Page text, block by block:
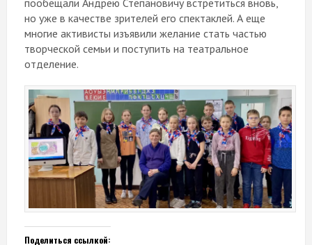
но уже в качестве зрителей его спектаклей. А еще
многие активисты изъявили желание стать частью
творческой семьи и поступить на театральное
отделение.
Поделиться ссылкой: